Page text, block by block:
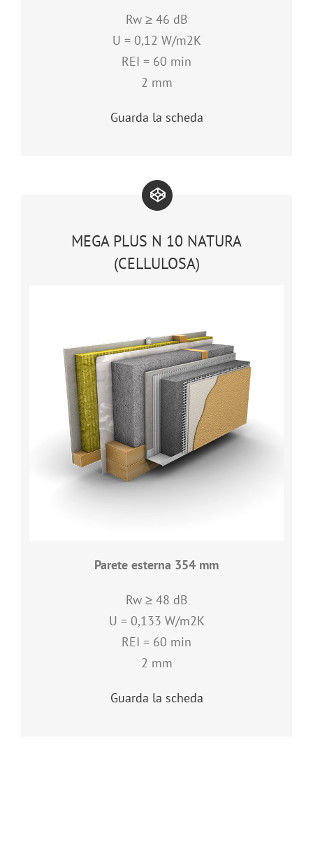
Rw ≥ 46 dB
U = 0,12 W/m2K
REI = 60 min
2 mm
Guarda la scheda
MEGA PLUS N 10 NATURA
(CELLULOSA)
Parete esterna 354 mm
Rw ≥ 48 dB
U = 0,133 W/m2K
REI = 60 min
2 mm
Guarda la scheda